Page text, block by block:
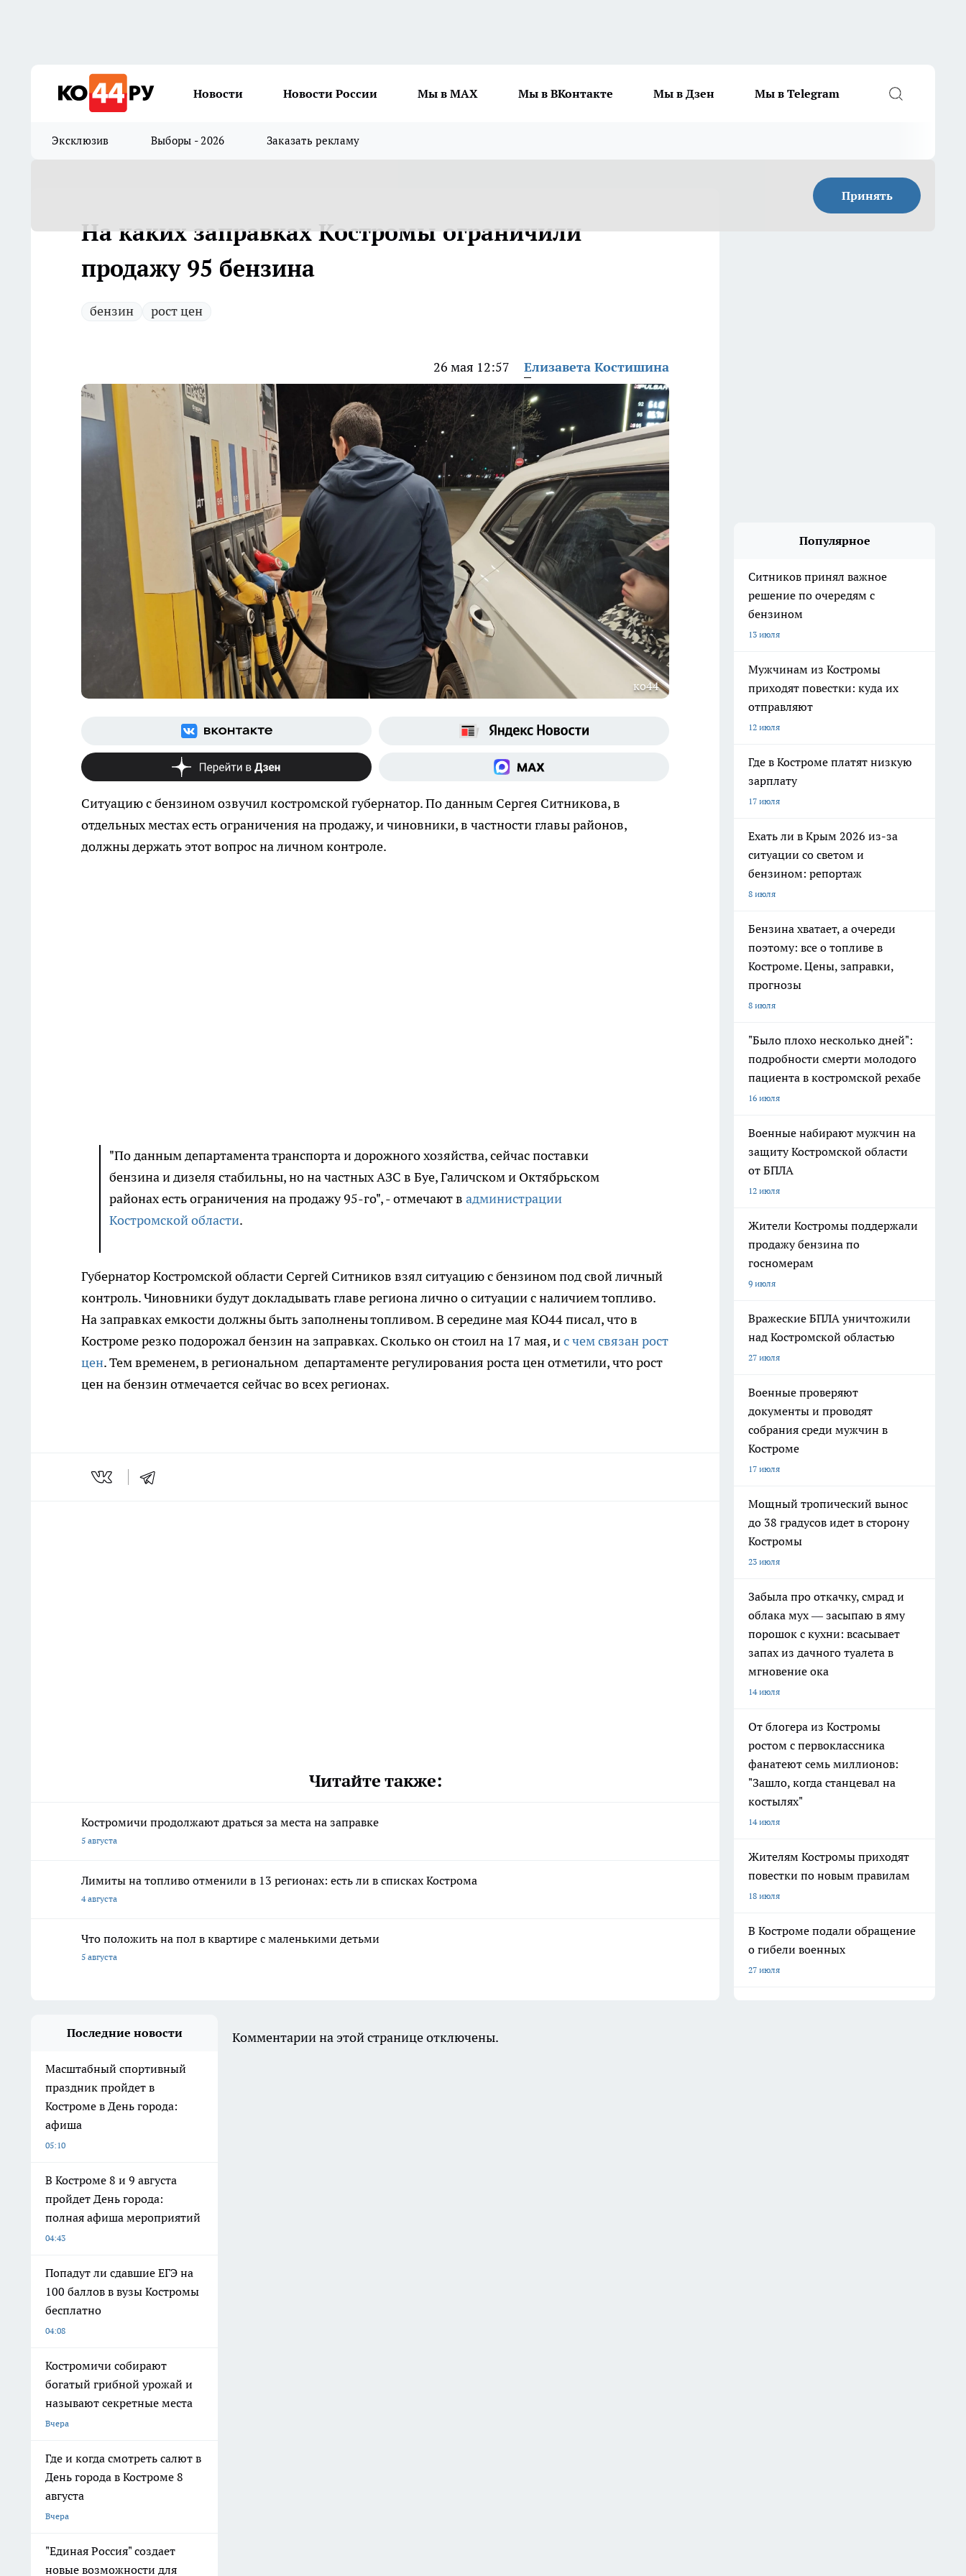
Новости Новости России Мы в MAX Мы в ВКонтакте Мы в Дзен Мы в Telegram
Эксклюзив Выборы - 2026 Заказать рекламу
Принять
На каких заправках Костромы ограничили
продажу 95 бензина
бензин рост цен
26 мая 12:57 Елизавета Костишина
ко44
Ситуацию с бензином озвучил костромской губернатор. По данным Сергея Ситникова, в
отдельных местах есть ограничения на продажу, и чиновники, в частности главы районов,
должны держать этот вопрос на личном контроле.
"По данным департамента транспорта и дорожного хозяйства, сейчас поставки
бензина и дизеля стабильны, но на частных АЗС в Буе, Галичском и Октябрьском
районах есть ограничения на продажу 95-го", - отмечают в администрации
Костромской области.
Губернатор Костромской области Сергей Ситников взял ситуацию с бензином под свой личный
контроль. Чиновники будут докладывать главе региона лично о ситуации с наличием топливо.
На заправках емкости должны быть заполнены топливом. В середине мая КО44 писал, что в
Костроме резко подорожал бензин на заправках. Сколько он стоил на 17 мая, ис чем связан рост
цен. Тем временем, в региональном департаменте регулирования роста цен отметили, что рост
цен на бензин отмечается сейчас во всех регионах.
Читайте также:
Костромичи продолжают драться за места на заправке
5 августа
Лимиты на топливо отменили в 13 регионах: есть ли в списках Кострома
4 августа
Что положить на пол в квартире с маленькими детьми
5 августа
Популярное
Ситников принял важное
решение по очередям с
бензином
13 июля
Мужчинам из Костромы
приходят повестки: куда их
отправляют
12 июля
Где в Костроме платят низкую
зарплату
17 июля
Ехать ли в Крым 2026 из-за
ситуации со светом и
бензином: репортаж
8 июля
Бензина хватает, а очереди
поэтому: все о топливе в
Костроме. Цены, заправки,
прогнозы
8 июля
"Было плохо несколько дней":
подробности смерти молодого
пациента в костромской рехабе
16 июля
Военные набирают мужчин на
защиту Костромской области
от БПЛА
12 июля
Жители Костромы поддержали
продажу бензина по
госномерам
9 июля
Вражеские БПЛА уничтожили
над Костромской областью
27 июля
Военные проверяют
документы и проводят
собрания среди мужчин в
Костроме
17 июля
Мощный тропический вынос
до 38 градусов идет в сторону
Костромы
23 июля
Забыла про откачку, смрад и
облака мух — засыпаю в яму
порошок с кухни: всасывает
запах из дачного туалета в
мгновение ока
14 июля
От блогера из Костромы
ростом с первоклассника
фанатеют семь миллионов:
"Зашло, когда станцевал на
костылях"
14 июля
Жителям Костромы приходят
повестки по новым правилам
18 июля
В Костроме подали обращение
о гибели военных
27 июля
Последние новости
Масштабный спортивный
праздник пройдет в
Костроме в День города:
афиша
05:10
В Костроме 8 и 9 августа
пройдет День города:
полная афиша мероприятий
04:43
Попадут ли сдавшие ЕГЭ на
100 баллов в вузы Костромы
бесплатно
04:08
Костромичи собирают
богатый грибной урожай и
называют секретные места
Вчера
Где и когда смотреть салют в
День города в Костроме 8
августа
Вчера
"Единая Россия" создает
новые возможности для
Комментарии на этой странице отключены.